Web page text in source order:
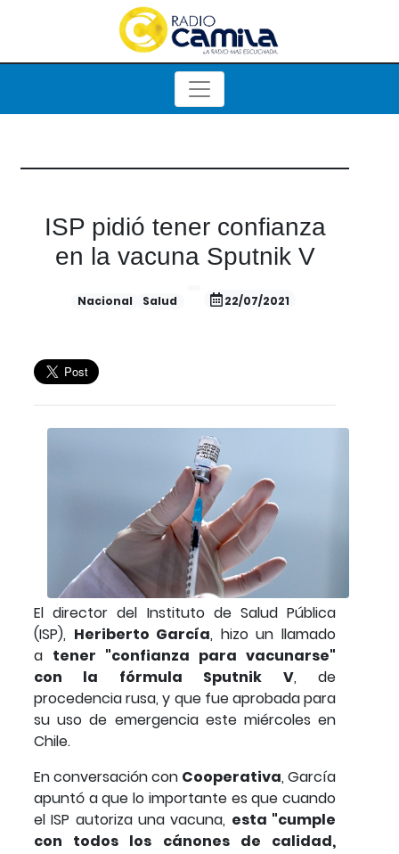
ISP pidió tener confianza
en la vacuna Sputnik V
Nacional Salud 22/07/2021
El director del Instituto de Salud Pública
(ISP), Heriberto García, hizo un llamado
a tener "confianza para vacunarse"
con la fórmula Sputnik V, de
procedencia rusa, y que fue aprobada para
su uso de emergencia este miércoles en
Chile.
En conversación con Cooperativa, García
apuntó a que lo importante es que cuando
el ISP autoriza una vacuna, esta "cumple
con todos los cánones de calidad,